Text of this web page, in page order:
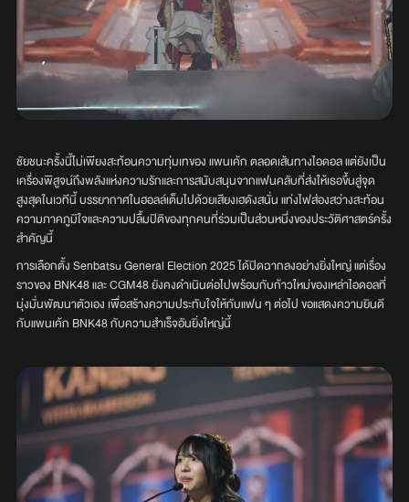
ชัยชนะครั้งนี้ไม่เพียงสะท้อนความทุ่มเทของ แพนเค้ก ตลอดเส้นทางไอดอล แต่ยังเป็น
เครื่องพิสูจน์ถึงพลังแห่งความรักและการสนับสนุนจากแฟนคลับที่ส่งให้เธอขึ้นสู่จุด
สูงสุดในเวทีนี้ บรรยากาศในฮอลล์เต็มไปด้วยเสียงเฮดังสนั่น แท่งไฟส่องสว่างสะท้อน
ความภาคภูมิใจและความปลื้มปิติของทุกคนที่ร่วมเป็นส่วนหนึ่งของประวัติศาสตร์ครั้ง
สำคัญนี้
การเลือกตั้ง Senbatsu General Election 2025 ได้ปิดฉากลงอย่างยิ่งใหญ่ แต่เรื่อง
ราวของ BNK48 และ CGM48 ยังคงดำเนินต่อไปพร้อมกับก้าวใหม่ของเหล่าไอดอลที่
มุ่งมั่นพัฒนาตัวเอง เพื่อสร้างความประทับใจให้กับแฟน ๆ ต่อไป ขอแสดงความยินดี
กับแพนเค้ก BNK48 กับความสำเร็จอันยิ่งใหญ่นี้